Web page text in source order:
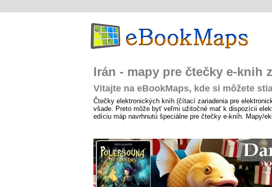
Irán - mapy pre čtečky e-knih
Vitajte na eBookMaps, kde si môžete
Čtečky elektronických kníh (čítací zariadenia pre
všade. Preto môže byť veľmi užitočné mať k dispozícii
edíciu máp navrhnutú špeciálne pre čtečky e-kníh. Mapy/